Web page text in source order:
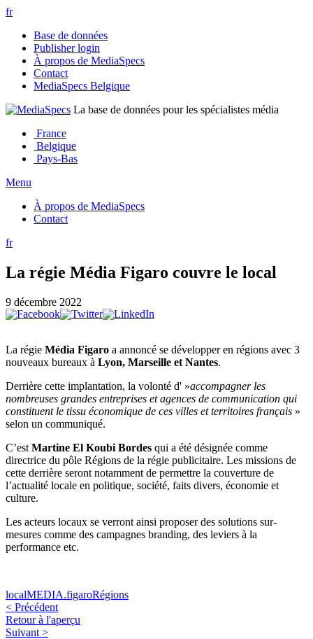
fr
Base de données
Publisher login
À propos de MediaSpecs
Contact
MediaSpecs Belgique
La base de données pour les spécialistes média
France
Belgique
Pays-Bas
Menu
À propos de MediaSpecs
Contact
fr
La régie Média Figaro couvre le local
9 décembre 2022
La régie Média Figaro a annoncé se développer en régions avec 3
nouveaux bureaux à Lyon, Marseille et Nantes.
Derrière cette implantation, la volonté d' »accompagner les
nombreuses grandes entreprises et agences de communication qui
constituent le tissu économique de ces villes et territoires français »
selon un communiqué.
C’est Martine El Koubi Bordes qui a été désignée comme
directrice du pôle Régions de la régie publicitaire. Les missions de
cette derrière seront notamment de permettre la couverture de
l’actualité locale en politique, société, faits divers, économie et
culture.
Les acteurs locaux se verront ainsi proposer des solutions sur-
mesures comme des campagnes branding, des leviers à la
performance etc.
localMEDIA.figaroRégions
< Précédent
Retour à l'aperçu
Suivant >